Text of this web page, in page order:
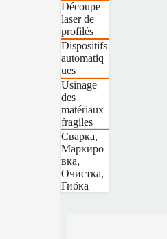
Découpe
laser de
profilés
Dispositifs
automatiq
ues
Usinage
des
matériaux
fragiles
Сварка,
Маркиро
вка,
Очистка,
Гибка